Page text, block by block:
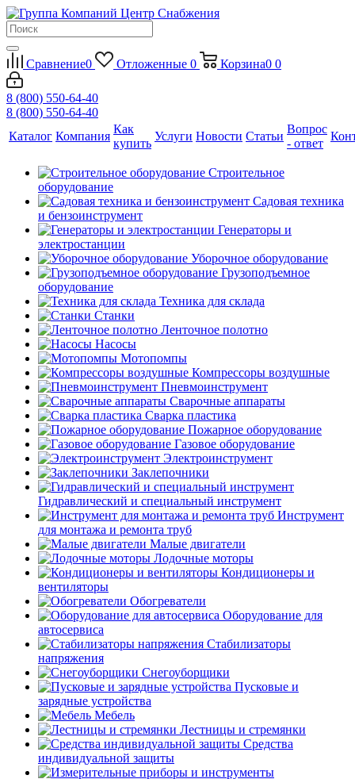
Сравнение0 Отложенные 0 Корзина0 0
8 (800) 550-64-40
8 (800) 550-64-40
Каталог Компания
Как
купить
Услуги Новости Статьи
Вопрос
- ответ
Строительное
оборудование
Садовая техника
и бензоинструмент
Генераторы и
электростанции
Уборочное оборудование
Грузоподъемное
оборудование
Техника для склада
Станки
Ленточное полотно
Насосы
Мотопомпы
Компрессоры воздушные
Пневмоинструмент
Сварочные аппараты
Сварка пластика
Пожарное оборудование
Газовое оборудование
Электроинструмент
Заклепочники
Гидравлический и специальный инструмент
Инструмент
для монтажа и ремонта труб
Малые двигатели
Лодочные моторы
Кондиционеры и
вентиляторы
Обогреватели
Оборудование для
автосервиса
Стабилизаторы
напряжения
Снегоуборщики
Пусковые и
зарядные устройства
Мебель
Лестницы и стремянки
Средства
индивидуальной защиты